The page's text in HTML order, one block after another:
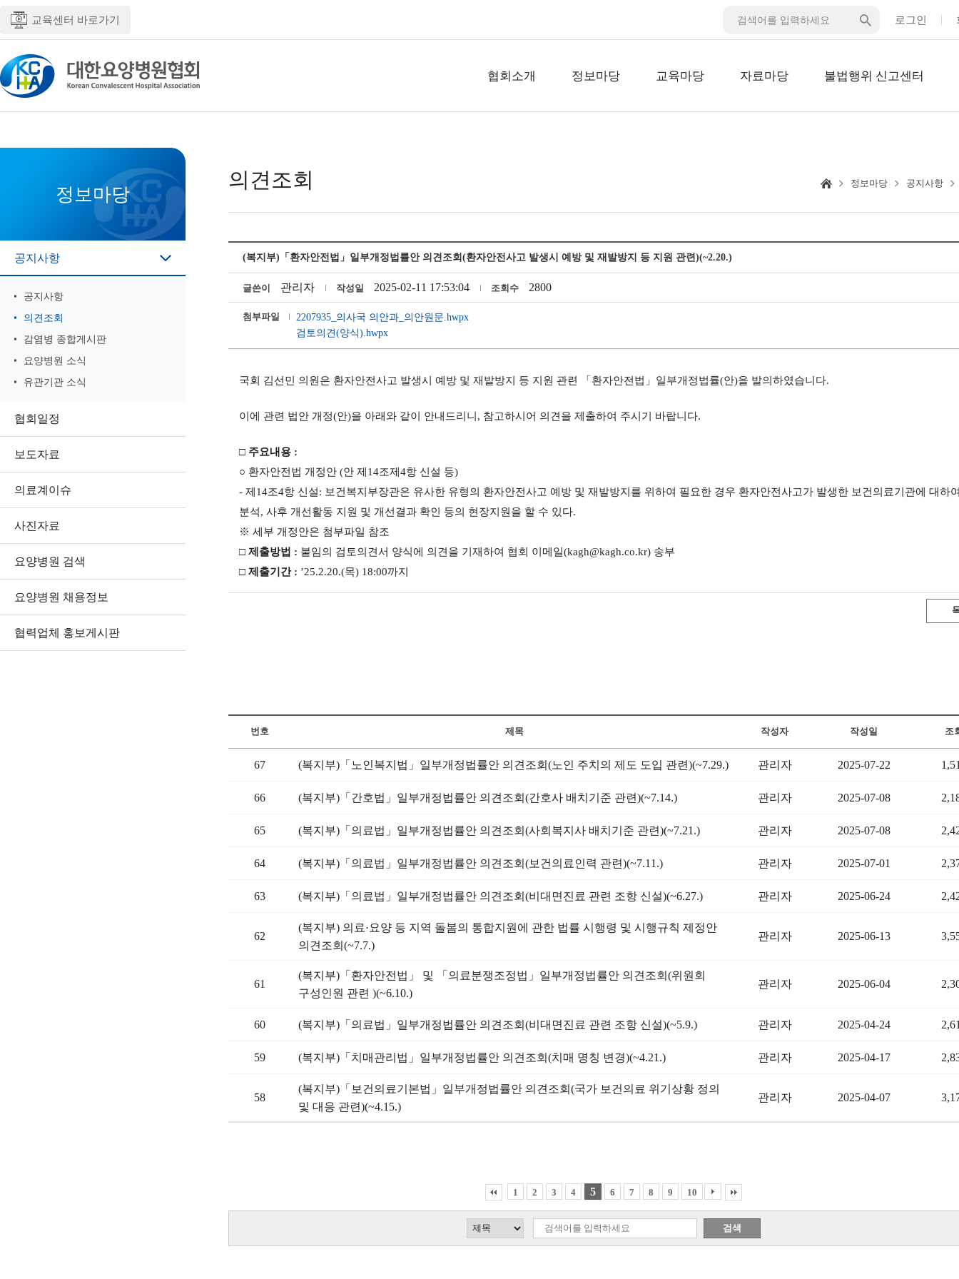
교육센터 바로가기 로그인
협회소개 정보마당 교육마당 자료마당 불법행위 신고센터
정보마당
공지사항
공지사항
의견조회
감염병 종합게시판
요양병원 소식
유관기관 소식
협회일정
보도자료
의료계이슈
사진자료
요양병원 검색
요양병원 채용정보
협력업체 홍보게시판
의견조회 정보마당 공지사항
(복지부)「환자안전법」일부개정법률안 의견조회(환자안전사고 발생시 예방 및 재발방지 등 지원 관련)(~2.20.)
글쓴이 관리자 작성일 2025-02-11 17:53:04 조회수 2800
첨부파일
2207935_의사국 의안과_의안원문.hwpx
검토의견(양식).hwpx
국회 김선민 의원은 환자안전사고 발생시 예방 및 재발방지 등 지원 관련 「환자안전법」일부개정법률(안)을 발의하였습니다.
이에 관련 법안 개정(안)을 아래와 같이 안내드리니, 참고하시어 의견을 제출하여 주시기 바랍니다.
□ 주요내용 :
○ 환자안전법 개정안 (안 제14조제4항 신설 등)
- 제14조4항 신설: 보건복지부장관은 유사한 유형의 환자안전사고 예방 및 재발방지를 위하여 필요한 경우 환자안전사고가 발생한 보건의료기관에 대하
분석, 사후 개선활동 지원 및 개선결과 확인 등의 현장지원을 할 수 있다.
※ 세부 개정안은 첨부파일 참조
□ 제출방법 : 붙임의 검토의견서 양식에 의견을 기재하여 협회 이메일(kagh@kagh.co.kr) 송부
□ 제출기간 : ’25.2.20.(목) 18:00까지
번호 제목 작성자 작성일 조
67 (복지부)「노인복지법」일부개정법률안 의견조회(노인 주치의 제도 도입 관련)(~7.29.) 관리자 2025-07-22
66 (복지부)「간호법」일부개정법률안 의견조회(간호사 배치기준 관련)(~7.14.) 관리자 2025-07-08
65 (복지부)「의료법」일부개정법률안 의견조회(사회복지사 배치기준 관련)(~7.21.) 관리자 2025-07-08
64 (복지부)「의료법」일부개정법률안 의견조회(보건의료인력 관련)(~7.11.) 관리자 2025-07-01
63 (복지부)「의료법」일부개정법률안 의견조회(비대면진료 관련 조항 신설)(~6.27.) 관리자 2025-06-24
62
(복지부) 의료·요양 등 지역 돌봄의 통합지원에 관한 법률 시행령 및 시행규칙 제정안
의견조회(~7.7.)
관리자 2025-06-13
61
(복지부)「환자안전법」 및 「의료분쟁조정법」일부개정법률안 의견조회(위원회
구성인원 관련 )(~6.10.)
관리자 2025-06-04
60 (복지부)「의료법」일부개정법률안 의견조회(비대면진료 관련 조항 신설)(~5.9.) 관리자 2025-04-24
59 (복지부)「치매관리법」일부개정법률안 의견조회(치매 명칭 변경)(~4.21.) 관리자 2025-04-17
58
(복지부)「보건의료기본법」일부개정법률안 의견조회(국가 보건의료 위기상황 정의
및 대응 관련)(~4.15.)
관리자 2025-04-07
1 2 3 4 5 6 7 8 9 10